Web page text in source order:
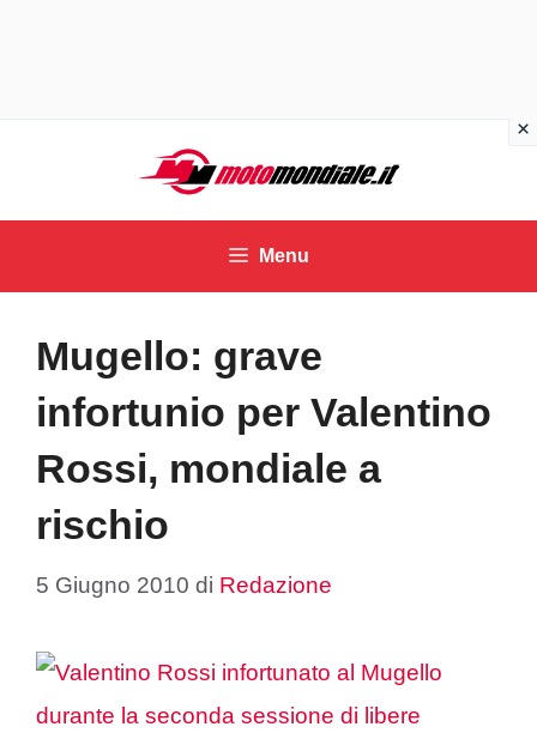
contenuto
Menu
Mugello: grave
infortunio per Valentino
Rossi, mondiale a
rischio
5 Giugno 2010 di Redazione